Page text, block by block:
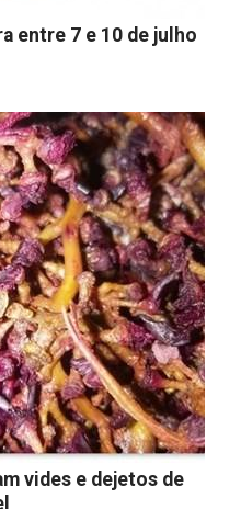
entre 7 e 10 de julho
vides e dejetos de